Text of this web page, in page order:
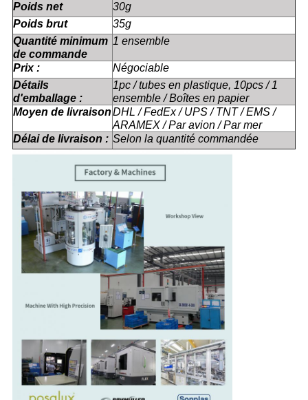
Poids net
30g
Poids brut
35g
Quantité minimum
de commande
1 ensemble
Prix :
Négociable
Détails
d'emballage :
1pc / tubes en plastique, 10pcs / 1
ensemble / Boîtes en papier
Moyen de livraisonDHL / FedEx / UPS / TNT / EMS /
ARAMEX / Par avion / Par mer
Délai de livraison : Selon la quantité commandée